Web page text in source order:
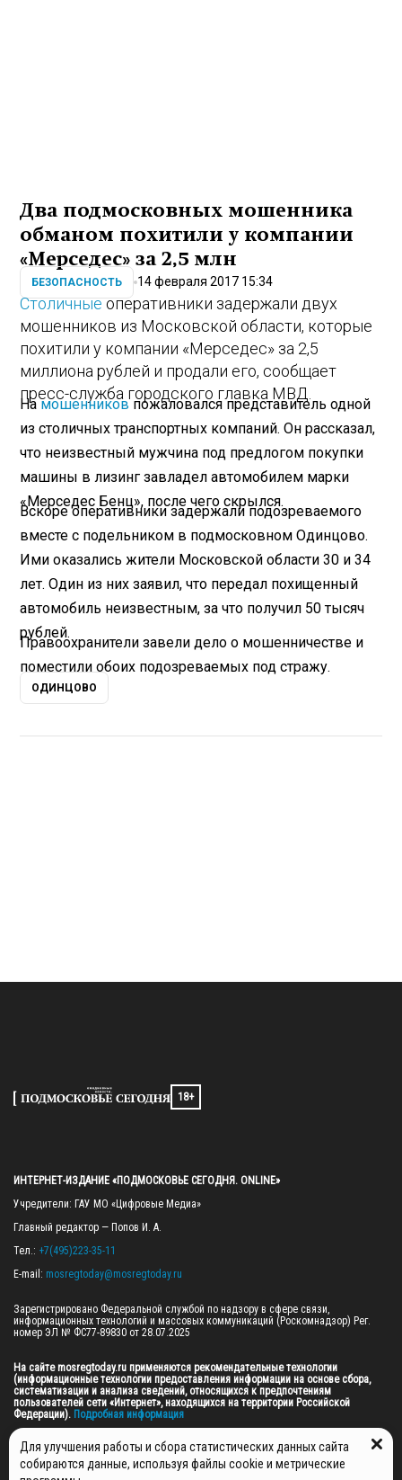
Два подмосковных мошенника
обманом похитили у компании
«Мерседес» за 2,5 млн
БЕЗОПАСНОСТЬ 14 февраля 2017 15:34
Столичныеоперативники задержали двух
мошенников из Московской области, которые
похитили у компании «Мерседес» за 2,5
миллиона рублей и продали его, сообщает
пресс-служба городского главка МВД.
Намошенниковпожаловался представитель одной
из столичных транспортных компаний. Он рассказал,
что неизвестный мужчина под предлогом покупки
машины в лизинг завладел автомобилем марки
«Мерседес Бенц», после чего скрылся.
Вскоре оперативники задержали подозреваемого
вместе с подельником в подмосковном Одинцово.
Ими оказались жители Московской области 30 и 34
лет. Один из них заявил, что передал похищенный
автомобиль неизвестным, за что получил 50 тысяч
рублей.
Правоохранители завели дело о мошенничестве и
поместили обоих подозреваемых под стражу.
ОДИНЦОВО
18+
ИНТЕРНЕТ-ИЗДАНИЕ «ПОДМОСКОВЬЕ СЕГОДНЯ. ONLINE»
Учредители: ГАУ МО «Цифровые Медиа»
Главный редактор — Попов И. А.
Тел.: +7(495)223-35-11
E-mail: mosregtoday@mosregtoday.ru
Зарегистрировано Федеральной службой по надзору в сфере связи,
информационных технологий и массовых коммуникаций (Роскомнадзор) Рег.
номер ЭЛ № ФС77-89830 от 28.07.2025
На сайте mosregtoday.ru применяются рекомендательные технологии
(информационные технологии предоставления информации на основе сбора,
систематизации и анализа сведений, относящихся к предпочтениям
пользователей сети «Интернет», находящихся на территории Российской
Федерации). Подробная информация
© 2026 ПРАВА НА ВСЕ МАТЕРИАЛЫ САЙТА ПРИНАДЛЕЖАТ ГАУ МО "ЦИФРОВЫЕ
МЕДИА" (ОГРН: 1255000059467).
Для улучшения работы и сбора статистических данных сайта
собираются данные, используя файлы cookie и метрические